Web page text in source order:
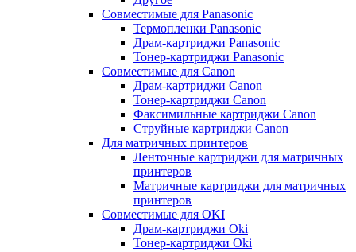
Совместимые для Panasonic
Термопленки Panasonic
Драм-картриджи Panasonic
Тонер-картриджи Panasonic
Совместимые для Canon
Драм-картриджи Canon
Тонер-картриджи Canon
Факсимильные картриджи Canon
Струйные картриджи Canon
Для матричных принтеров
Ленточные картриджи для матричных
принтеров
Матричные картриджи для матричных
принтеров
Совместимые для OKI
Драм-картриджи Oki
Тонер-картриджи Oki